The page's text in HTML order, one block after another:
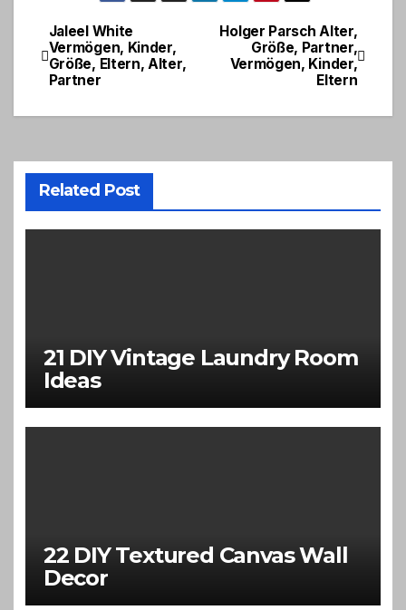
Post
navigation
Holger Parsch Alter,
Größe, Partner,
Vermögen, Kinder,
Eltern
Jaleel White
Vermögen, Kinder,
Größe, Eltern, Alter,
Partner
Related Post
21 DIY Vintage Laundry Room
Ideas
22 DIY Textured Canvas Wall
Decor